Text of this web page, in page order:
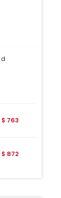
$ 763
$ 872